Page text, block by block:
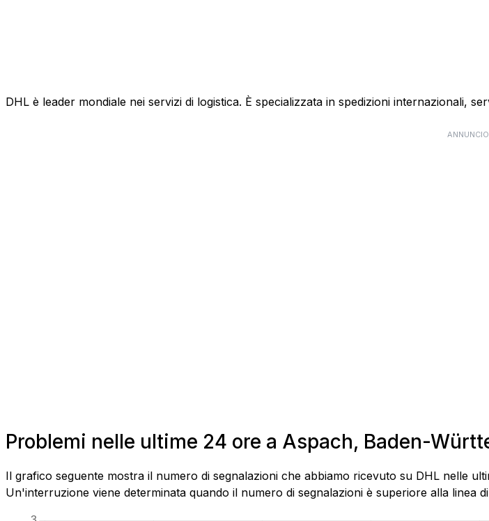
DHL è leader mondiale nei servizi di logistica. È specializzata in spedizioni internazionali,
ANNUNCIO
Problemi nelle ultime 24 ore a Aspach, Baden-
Il grafico seguente mostra il numero di segnalazioni che abbiamo ricevuto su DHL nelle
Un'interruzione viene determinata quando il numero di segnalazioni è superiore alla linea